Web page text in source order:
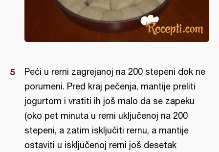
Peći u rerni zagrejanoj na 200 stepeni dok ne
porumeni. Pred kraj pečenja, mantije preliti
jogurtom i vratiti ih još malo da se zapeku
(oko pet minuta u rerni uključenoj na 200
stepeni, a zatim isključiti rernu, a mantije
ostaviti u isključenoj rerni još desetak